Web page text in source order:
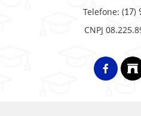
Telefone: (17)
CNPJ